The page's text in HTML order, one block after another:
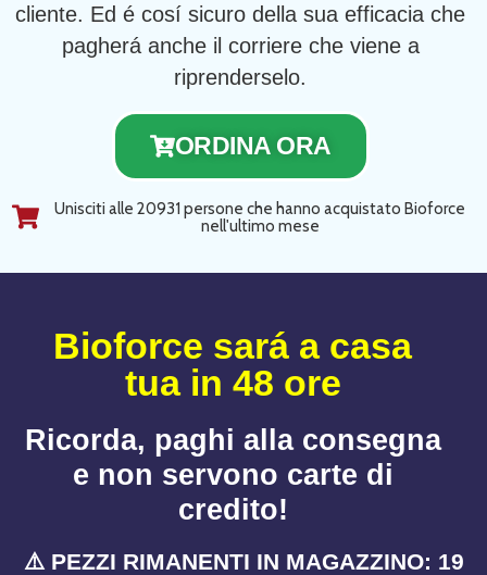
cliente. Ed é cosí sicuro della sua efficacia che
pagherá anche il corriere che viene a
riprenderselo.
ORDINA ORA
Unisciti alle 20931 persone che hanno acquistato Bioforce
nell'ultimo mese
Bioforce sará a casa
tua in 48 ore
Ricorda, paghi alla consegna
e non servono carte di
credito!
⚠️ PEZZI RIMANENTI IN MAGAZZINO: 19